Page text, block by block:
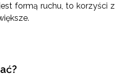
formą ruchu, to korzyści z